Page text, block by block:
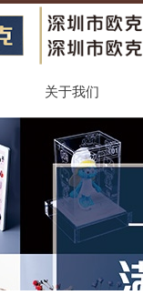
关于我们